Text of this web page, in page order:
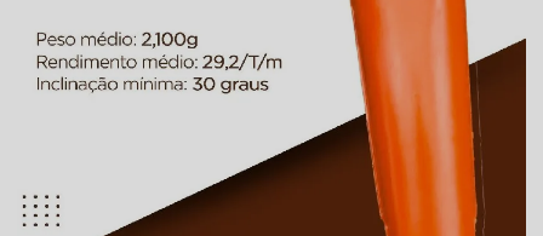
Preço de telhas cerâmica resinada
Preço de telhas resinadas
Telha americana caramelo